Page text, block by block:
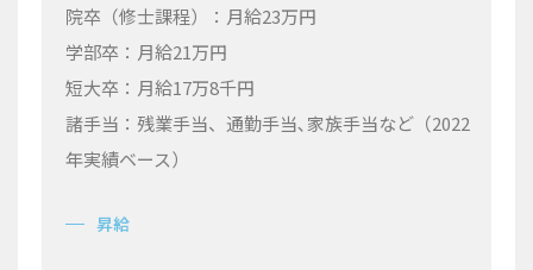
院卒（修士課程）：月給23万円
学部卒：月給21万円
短大卒：月給17万8千円
諸手当：残業手当、通勤手当､家族手当など （2022
年実績ベース）
昇給